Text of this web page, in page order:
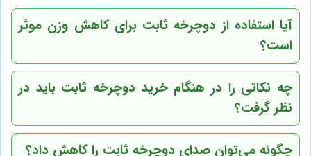
آیا استفاده از دوچرخه ثابت برای کاهش وزن موثر
است؟
چه نکاتی را در هنگام خرید دوچرخه ثابت باید در
نظر گرفت؟
چگونه می‌توان صدای دوچرخه ثابت را کاهش داد؟